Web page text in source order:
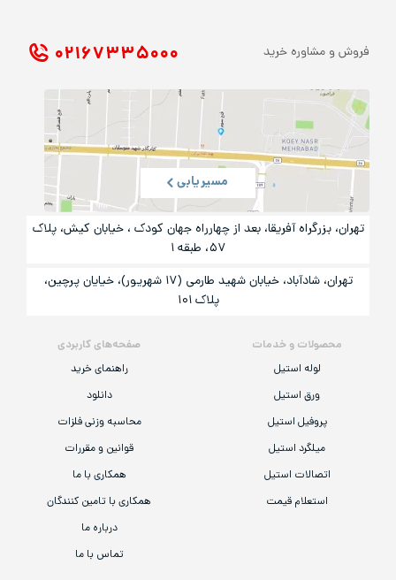
محصولات و خدمات
لوله استیل
ورق استیل
پروفیل استیل
میلگرد استیل
اتصالات استیل
استعلام قیمت
صفحه‌های کاربردی
راهنمای خرید
دانلود
محاسبه وزنی فلزات
قوانین و مقررات
همکاری با ما
همکاری با تامین کنندگان
درباره ما
تماس با ما
فروش و مشاوره خرید ۰۲۱ ۶۷۳۳۵۰۰۰
مسیریابی
تهران، بزرگراه آفریقا، بعد از چهارراه جهان کودک ، خیابان کیش، پلاک
۵۷، طبقه ۱
تهران، شادآباد، خیابان شهید طارمی (۱۷ شهریور)، خیایان پرچین،
پلاک ۱۰۱